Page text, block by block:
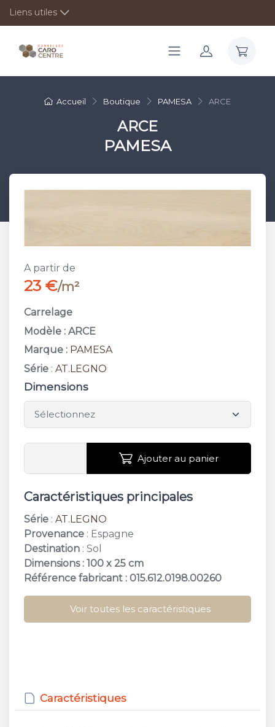
Liens utiles
Accueil Boutique PAMESA ARCE
ARCE
PAMESA
A partir de
23 €/m²
Carrelage
Modèle : ARCE
Marque : PAMESA
Série : AT.LEGNO
Dimensions
Ajouter au panier
Caractéristiques principales
Série : AT.LEGNO
Provenance : Espagne
Destination : Sol
Dimensions : 100 x 25 cm
Référence fabricant : 015.612.0198.00260
Voir toutes les caractéristiques
Caractéristiques